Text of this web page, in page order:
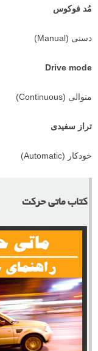
مُد فوکوس
دستی (Manual)
Drive mode
متوالی (Continuous)
تراز سفیدی
خودکار (Automatic)
کتاب ماتی حرکت